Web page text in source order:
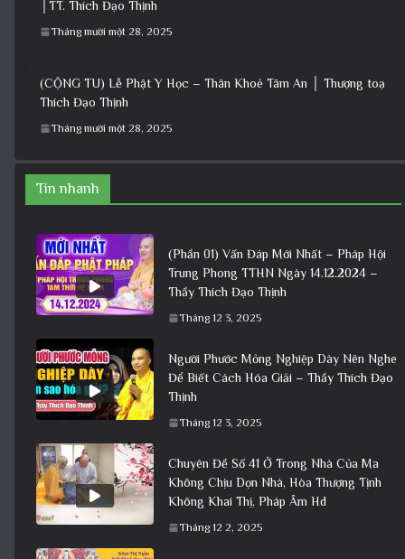
│TT. Thích Đạo Thịnh
Tháng mười một 28, 2025
(CỘNG TU) Lễ Phật Y Học – Thân Khoẻ Tâm An │ Thượng toạ
Thích Đạo Thịnh
Tháng mười một 28, 2025
Tin nhanh
(Phần 01) Vấn Đáp Mới Nhất – Pháp Hội
Trung Phong TTHN Ngày 14.12.2024 –
Thầy Thích Đạo Thịnh
Tháng 12 3, 2025
Người Phước Mỏng Nghiệp Dày Nên Nghe
Để Biết Cách Hóa Giải – Thầy Thích Đạo
Thịnh
Tháng 12 3, 2025
Chuyên Đề Số 41 Ở Trong Nhà Của Ma
Không Chịu Dọn Nhà, Hòa Thượng Tịnh
Không Khai Thị, Pháp Âm Hd
Tháng 12 2, 2025